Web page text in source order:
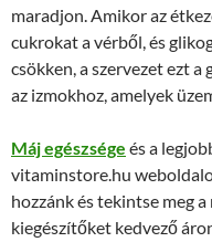
maradjon. Amikor az
cukrokat a vérből, és
csökken, a szervezet ezt
az izmokhoz, amelyek
Máj egészsége és a
vitaminstore.hu
hozzánk és tekintse meg
kiegészítőket kedvező